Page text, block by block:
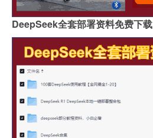
DeepSeek全套部署资料免费下载